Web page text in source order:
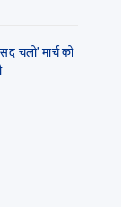
चलो’ मार्च को